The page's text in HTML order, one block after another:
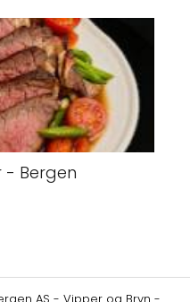
- Bergen
AS - Vipper og Bryn -